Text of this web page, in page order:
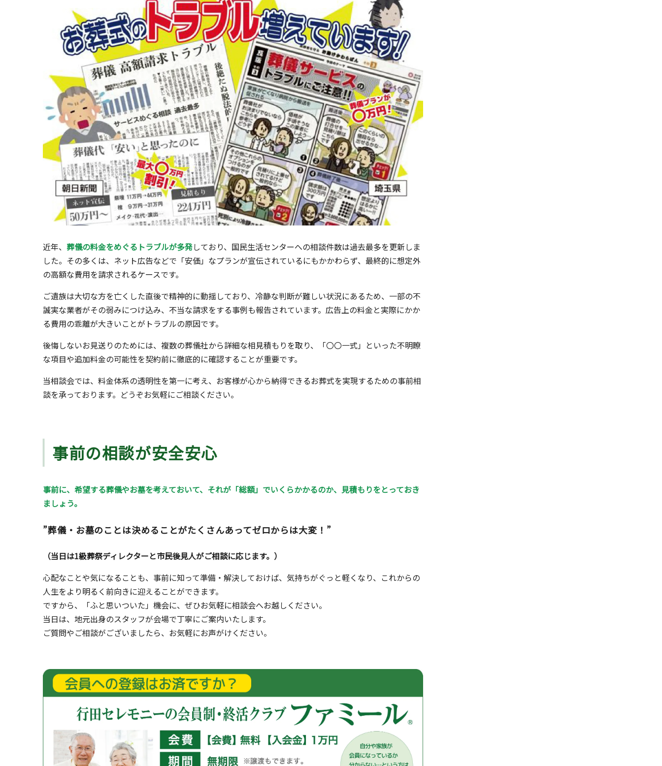
近年、 葬儀の料金をめぐるトラブルが多発しており、国民生活センターへの相談件数は過去最多を更新しま
した。その多くは、ネット広告などで「安価」なプランが宣伝されているにもかかわらず、最終的に想定外
の高額な費用を請求されるケースです。
ご遺族は大切な方を亡くした直後で精神的に動揺しており、冷静な判断が難しい状況にあるため、一部の不
誠実な業者がその弱みにつけ込み、不当な請求をする事例も報告されています。広告上の料金と実際にかか
る費用の乖離が大きいことがトラブルの原因です。
後悔しないお見送りのためには、複数の葬儀社から詳細な相見積もりを取り、「〇〇一式」といった不明瞭
な項目や追加料金の可能性を契約前に徹底的に確認することが重要です。
当相談会では、料金体系の透明性を第一に考え、お客様が心から納得できるお葬式を実現するための事前相
談を承っております。どうぞお気軽にご相談ください。
事前の相談が安全安心
事前に、希望する葬儀やお墓を考えておいて、それが「総額」でいくらかかるのか、見積もりをとっておき
ましょう。
”葬儀・お墓のことは決めることがたくさんあってゼロからは大変！”
（当日は1級葬祭ディレクターと市民後見人がご相談に応じます。）
心配なことや気になることも、事前に知って準備・解決しておけば、気持ちがぐっと軽くなり、これからの
人生をより明るく前向きに迎えることができます。
ですから、「ふと思いついた」機会に、ぜひお気軽に相談会へお越しください。
当日は、地元出身のスタッフが会場で丁寧にご案内いたします。
ご質問やご相談がございましたら、お気軽にお声がけください。